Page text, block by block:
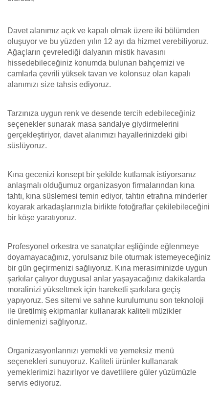
Davet alanımız açık ve kapalı olmak üzere iki bölümden
oluşuyor ve bu yüzden yılın 12 ayı da hizmet verebiliyoruz.
Ağaçların çevrelediği dalyanın mistik havasını
hissedebileceğiniz konumda bulunan bahçemizi ve
camlarla çevrili yüksek tavan ve kolonsuz olan kapalı
alanımızı size tahsis ediyoruz.
Tarzınıza uygun renk ve desende tercih edebileceğiniz
seçenekler sunarak masa sandalye giydirmelerini
gerçekleştiriyor, davet alanımızı hayallerinizdeki gibi
süslüyoruz.
Kına gecenizi konsept bir şekilde kutlamak istiyorsanız
anlaşmalı olduğumuz organizasyon firmalarından kına
tahtı, kına süslemesi temin ediyor, tahtın etrafına minderler
koyarak arkadaşlarınızla birlikte fotoğraflar çekilebileceğini
bir köşe yaratıyoruz.
Profesyonel orkestra ve sanatçılar eşliğinde eğlenmeye
doyamayacağınız, yorulsanız bile oturmak istemeyeceğiniz
bir gün geçirmenizi sağlıyoruz. Kına merasiminizde uygun
şarkılar çalıyor duygusal anlar yaşayacağınız dakikalarda
moralinizi yükseltmek için hareketli şarkılara geçiş
yapıyoruz. Ses sitemi ve sahne kurulumunu son teknoloji
ile üretilmiş ekipmanlar kullanarak kaliteli müzikler
dinlemenizi sağlıyoruz.
Organizasyonlarınızı yemekli ve yemeksiz menü
seçenekleri sunuyoruz. Kaliteli ürünler kullanarak
yemeklerimizi hazırlıyor ve davetlilere güler yüzümüzle
servis ediyoruz.